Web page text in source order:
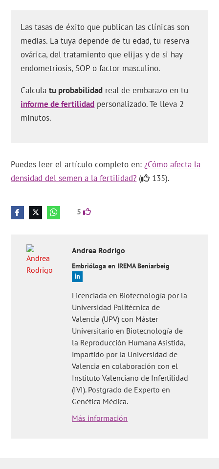
Las tasas de éxito que publican las clínicas son
medias. La tuya depende de tu edad, tu reserva
ovárica, del tratamiento que elijas y de si hay
endometriosis, SOP o factor masculino.
Calculatu probabilidad real de embarazo en tu
informe de fertilidad personalizado. Te lleva 2
minutos.
Puedes leer el artículo completo en:¿Cómo afecta la
densidad del semen a la fertilidad? ( 135).
5
Andrea Rodrigo
Embrióloga en IREMA Beniarbeig
Licenciada en Biotecnología por la
Universidad Politécnica de
Valencia (UPV) con Máster
Universitario en Biotecnología de
la Reproducción Humana Asistida,
impartido por la Universidad de
Valencia en colaboración con el
Instituto Valenciano de Infertilidad
(IVI). Postgrado de Experto en
Genética Médica.
Más información